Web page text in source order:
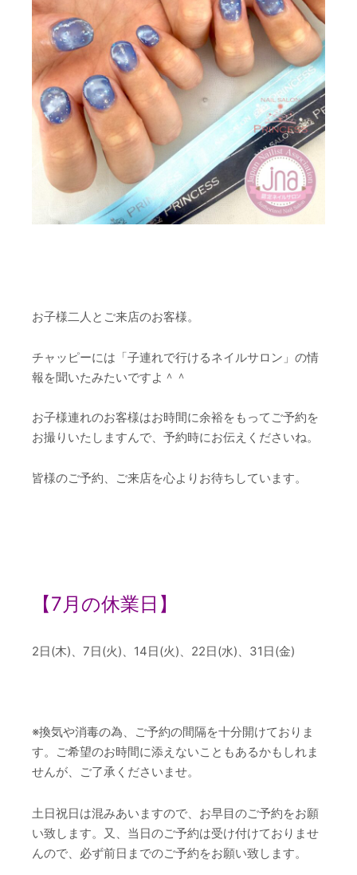
お子様二人とご来店のお客様。
チャッピーには「子連れで行けるネイルサロン」の情
報を聞いたみたいですよ＾＾
お子様連れのお客様はお時間に余裕をもってご予約を
お撮りいたしますんで、予約時にお伝えくださいね。
皆様のご予約、ご来店を心よりお待ちしています。
【7月の休業日】
2日(木)、7日(火)、14日(火)、22日(水)、31日(金)
※換気や消毒の為、ご予約の間隔を十分開けておりま
す。ご希望のお時間に添えないこともあるかもしれま
せんが、ご了承くださいませ。
土日祝日は混みあいますので、お早目のご予約をお願
い致します。又、当日のご予約は受け付けておりませ
んので、必ず前日までのご予約をお願い致します。